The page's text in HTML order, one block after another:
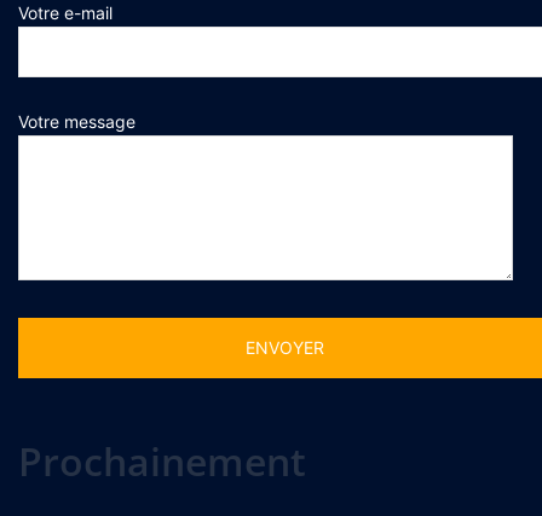
Votre e-mail
Votre message
Prochainement